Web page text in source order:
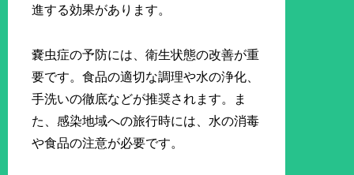
進する効果があります。
嚢虫症の予防には、衛生状態の改善が重
要です。食品の適切な調理や水の浄化、
手洗いの徹底などが推奨されます。ま
た、感染地域への旅行時には、水の消毒
や食品の注意が必要です。